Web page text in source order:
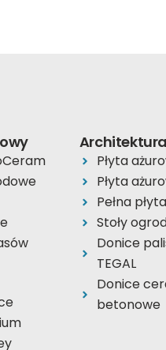
Płyta
Płyta
Pełna
Stoły
Donice
TEGAL
Donice
betonowe